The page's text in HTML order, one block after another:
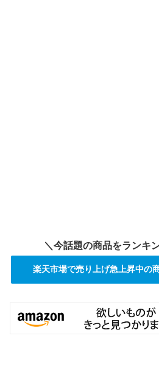
＼今話題の商品をランキ
楽天市場で売り上げ急上昇中の